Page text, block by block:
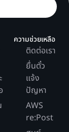
ความช่วยเหลือ
ติดต่อเรา
ยื่นตั๋ว
แจ้ง
ปัญหา
AWS
re:Post